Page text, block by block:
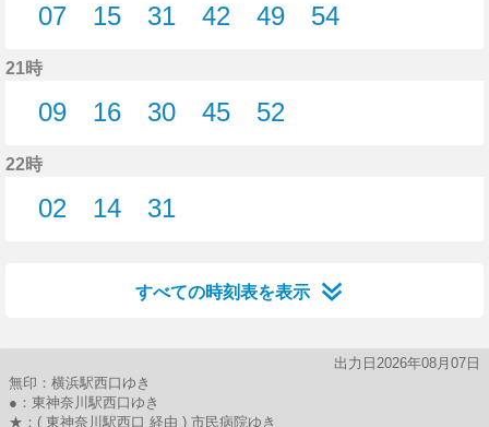
07
15
31
42
49
54
21時
09
16
30
45
52
22時
02
14
31
すべての時刻表を表示
出力日2026年08月07日
無印：横浜駅西口ゆき
●：東神奈川駅西口ゆき
★：( 東神奈川駅西口 経由 ) 市民病院ゆき